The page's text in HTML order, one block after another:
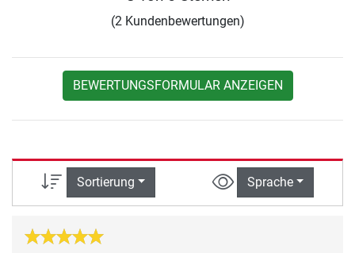
(2 Kundenbewertungen)
BEWERTUNGSFORMULAR ANZEIGEN
Sortierung Sprache